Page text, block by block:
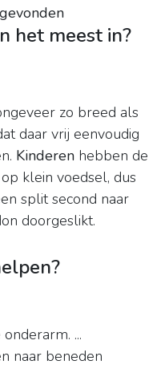
het meest in?
zo breed als
daar vrij eenvoudig
Kinderen hebben de
klein voedsel, dus
split second naar
doorgeslikt.
...
naar beneden